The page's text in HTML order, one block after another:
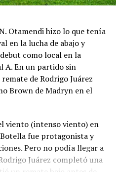
Otamendi hizo lo que tenía
en la lucha de abajo y
como local en la
A. En un partido sin
de Rodrigo Juárez
Brown de Madryn en el
viento (intenso viento) en
fue protagonista y
Pero no podía llegar a
Juárez completó una